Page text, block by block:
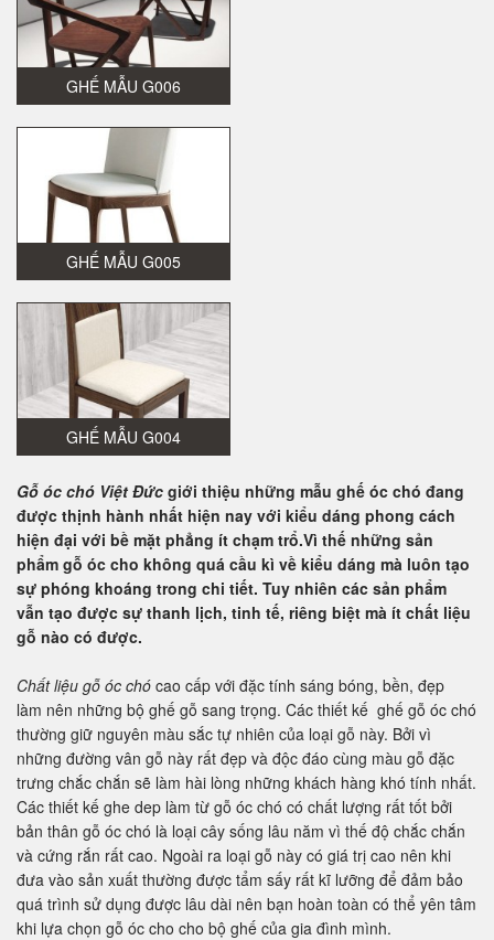
GHẾ MẪU G006
GHẾ MẪU G005
GHẾ MẪU G004
Gỗ óc chó Việt Đức giới thiệu những mẫu ghế óc chó đang
được thịnh hành nhất hiện nay với kiểu dáng phong cách
hiện đại với bề mặt phẳng ít chạm trổ.Vì thế những sản
phẩm gỗ óc cho không quá cầu kì về kiểu dáng mà luôn tạo
sự phóng khoáng trong chi tiết. Tuy nhiên các sản phẩm
vẫn tạo được sự thanh lịch, tinh tế, riêng biệt mà ít chất liệu
gỗ nào có được.
Chất liệu gỗ óc chó cao cấp với đặc tính sáng bóng, bền, đẹp
làm nên những bộ ghế gỗ sang trọng. Các thiết kế ghế gỗ óc chó
thường giữ nguyên màu sắc tự nhiên của loại gỗ này. Bởi vì
những đường vân gỗ này rất đẹp và độc đáo cùng màu gỗ đặc
trưng chắc chắn sẽ làm hài lòng những khách hàng khó tính nhất.
Các thiết kế ghe dep làm từ gỗ óc chó có chất lượng rất tốt bởi
bản thân gỗ óc chó là loại cây sống lâu năm vì thế độ chắc chắn
và cứng rắn rất cao. Ngoài ra loại gỗ này có giá trị cao nên khi
đưa vào sản xuất thường được tẩm sấy rất kĩ lưỡng để đảm bảo
quá trình sử dụng được lâu dài nên bạn hoàn toàn có thể yên tâm
khi lựa chọn gỗ óc cho cho bộ ghế của gia đình mình.